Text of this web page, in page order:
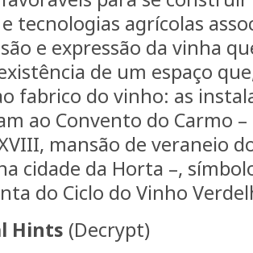
tecnologias agrícolas
e expressão da vinha
de um espaço
fabrico do vinho: as
ao Convento do Carmo
mansão de veraneio
cidade da Horta –,
do Ciclo do Vinho
Hints (Decrypt)